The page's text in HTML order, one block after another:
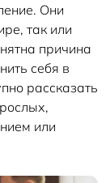
Они
так или
причина
себя в
рассказать
или